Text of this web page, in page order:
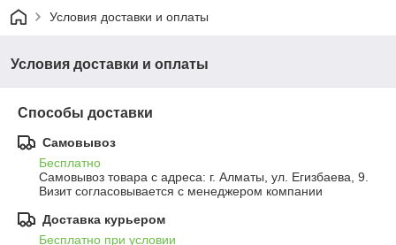
Условия доставки и оплаты
Условия доставки и оплаты
Способы доставки
Самовывоз
Бесплатно
Самовывоз товара с адреса: г. Алматы, ул. Егизбаева, 9.
Визит согласовывается с менеджером компании
Доставка курьером
Бесплатно при условии